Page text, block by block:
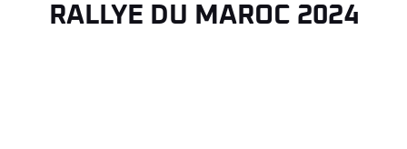
RALLYE DU MAROC 2024